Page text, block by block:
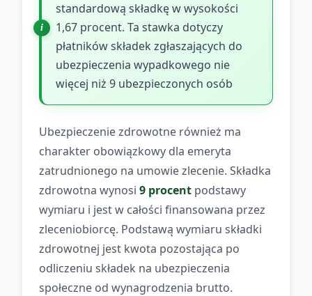
standardową składkę w wysokości
1,67 procent. Ta stawka dotyczy
płatników składek zgłaszających do
ubezpieczenia wypadkowego nie
więcej niż 9 ubezpieczonych osób
Ubezpieczenie zdrowotne również ma
charakter obowiązkowy dla emeryta
zatrudnionego na umowie zlecenie. Składka
zdrowotna wynosi 9 procent podstawy
wymiaru i jest w całości finansowana przez
zleceniobiorcę. Podstawą wymiaru składki
zdrowotnej jest kwota pozostająca po
odliczeniu składek na ubezpieczenia
społeczne od wynagrodzenia brutto.